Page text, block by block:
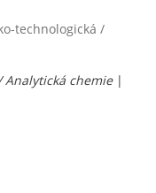
technologická /
Analytická chemie|